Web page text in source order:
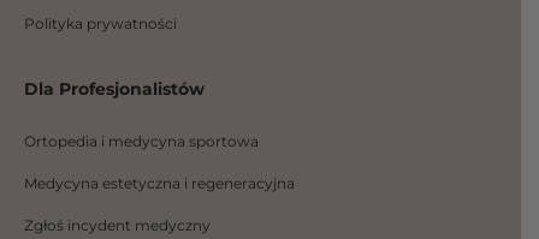
Polityka prywatności
Dla Profesjonalistów
Ortopedia i medycyna sportowa
Medycyna estetyczna i regeneracyjna
Zgłoś incydent medyczny